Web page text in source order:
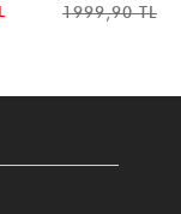
1999,90 TL